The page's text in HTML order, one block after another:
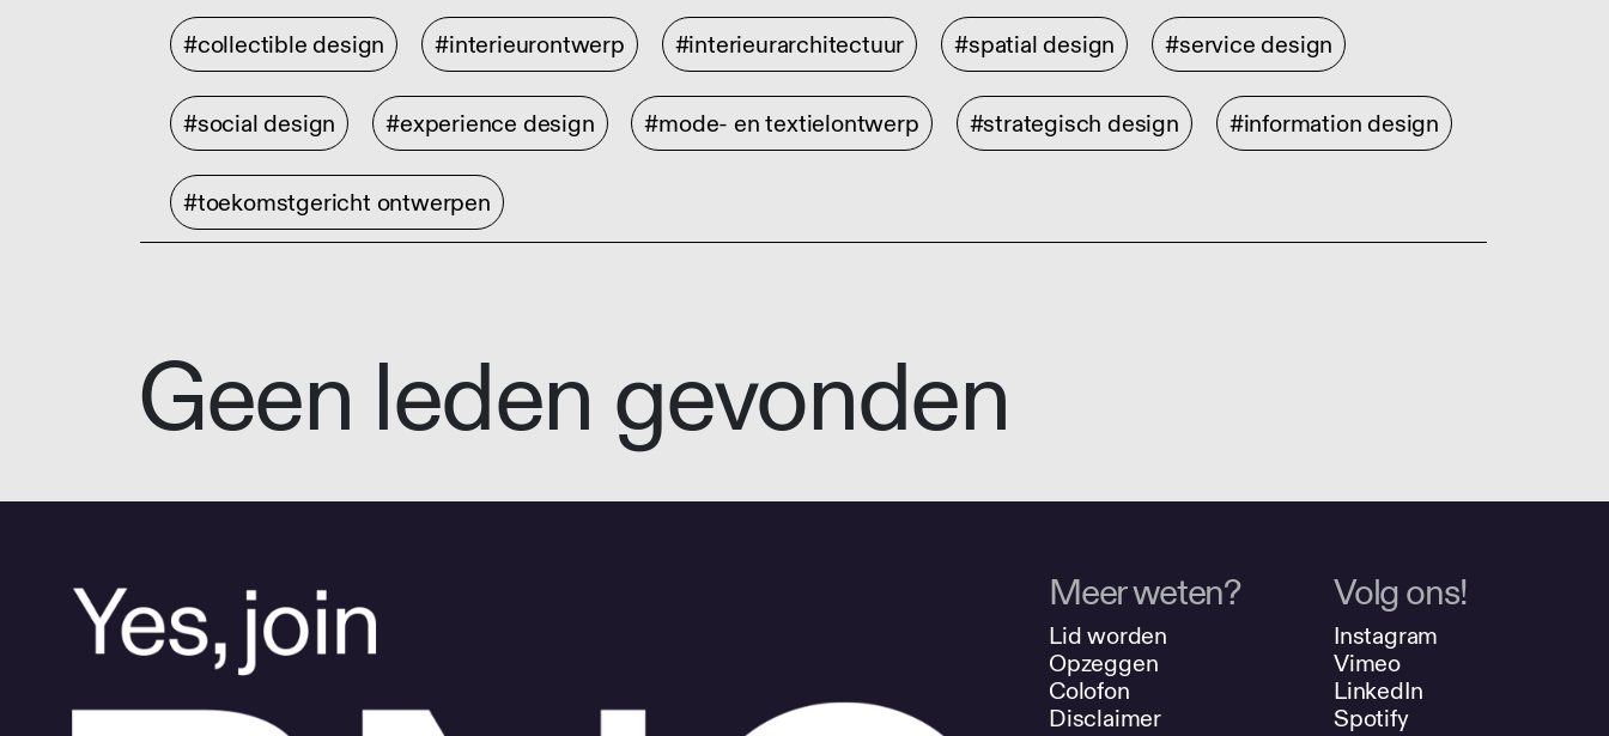
#collectible design #interieurontwerp #interieurarchitectuur #spatial design #service design
#social design #experience design #mode- en textielontwerp #strategisch design #information design
#toekomstgericht ontwerpen
Geen leden gevonden
Meer weten?
Lid worden
Opzeggen
Colofon
Disclaimer
Volg ons!
Instagram
Vimeo
LinkedIn
Spotify